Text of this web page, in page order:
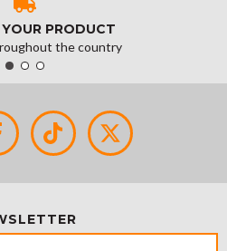
PRODUCT
the country